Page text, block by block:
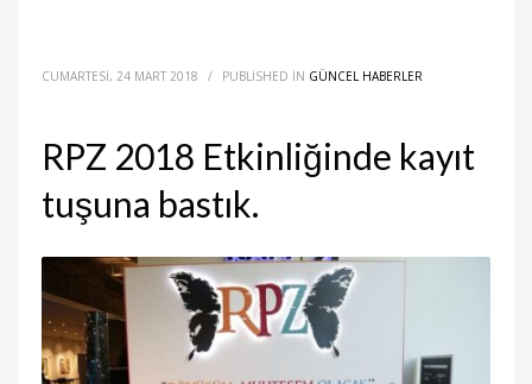
CUMARTESI, 24 MART 2018 / PUBLISHED IN GÜNCEL HABERLER
RPZ 2018 Etkinliğinde kayıt
tuşuna bastık.